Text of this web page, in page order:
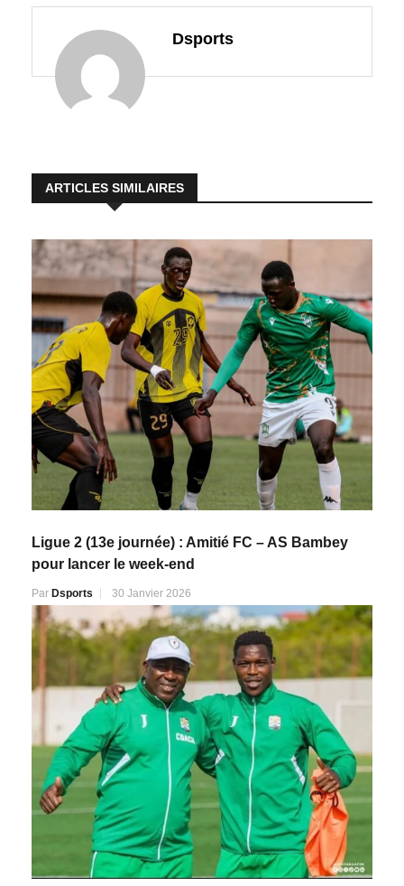
Dsports
ARTICLES SIMILAIRES
Ligue 2 (13e journée) : Amitié FC – AS Bambey
pour lancer le week-end
Par Dsports 30 Janvier 2026